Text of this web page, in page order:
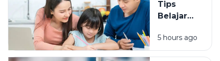
Nyaman
Digunakan
Tips
Belajar
agar Nilai
Meningkat:
5 hours ago